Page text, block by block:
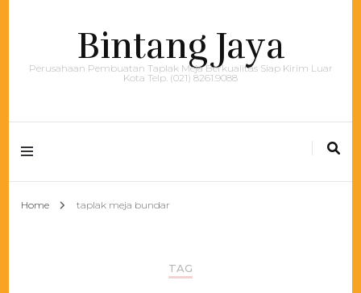
Bintang Jaya
Perusahaan Pembuatan Taplak Meja Berkualitas Siap Kirim Luar
Kota Telp. (021) 8261.9088
Home taplak meja bundar
TAG